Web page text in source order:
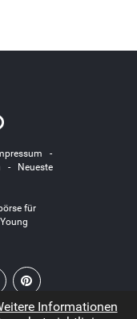
-
-
Neueste
für
Informationen